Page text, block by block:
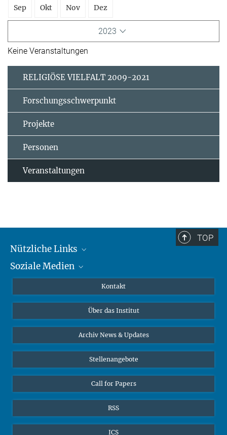
Sep Okt Nov Dez
2023
Keine Veranstaltungen
RELIGIÖSE VIELFALT 2009-2021
Forschungsschwerpunkt
Projekte
Personen
Veranstaltungen
TOP
Nützliche Links
MMG Alumni Corner
Online-Vorträge
Interviews zum Thema "Diversity"
Soziale Medien
Bluesky
Kontakt
Über das Institut
Archiv News & Updates
Stellenangebote
Call for Papers
RSS
ICS